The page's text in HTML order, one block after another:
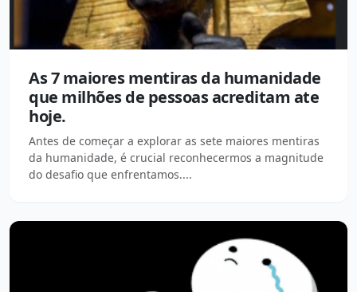
As 7 maiores mentiras da humanidade
que milhões de pessoas acreditam ate
hoje.
Antes de começar a explorar as sete maiores mentiras
da humanidade, é crucial reconhecermos a magnitude
do desafio que enfrentamos....